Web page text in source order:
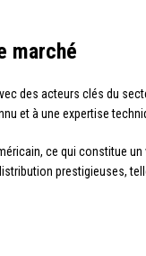
marché
des acteurs clés du
et à une expertise
ce qui constitue
prestigieuses,